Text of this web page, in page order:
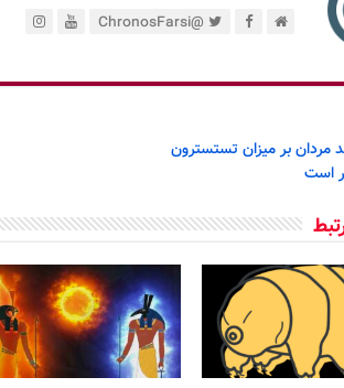
@ChronosFarsi
مردان بر میزان تستسترون
است